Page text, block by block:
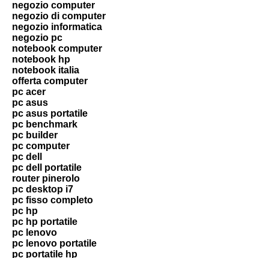
negozio computer
negozio di computer
negozio informatica
negozio pc
notebook computer
notebook hp
notebook italia
offerta computer
pc acer
pc asus
pc asus portatile
pc benchmark
pc builder
pc computer
pc dell
pc dell portatile
router pinerolo
pc desktop i7
pc fisso completo
pc hp
pc hp portatile
pc lenovo
pc lenovo portatile
pc portatile hp